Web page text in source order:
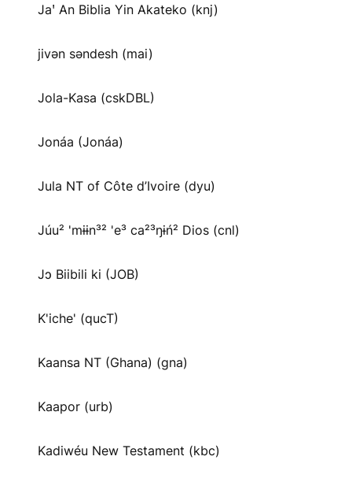
Jaꞌ An Biblia Yin Akateko (knj)
jivən səndesh (mai)
Jola-Kasa (cskDBL)
Jonáa (Jonáa)
Jula NT of Côte d’Ivoire (dyu)
Júu² 'mɨɨn³² 'e³ ca²³ŋɨń² Dios (cnl)
Jɔ Biibili ki (JOB)
K'iche' (qucT)
Kaansa NT (Ghana) (gna)
Kaapor (urb)
Kadiwéu New Testament (kbc)